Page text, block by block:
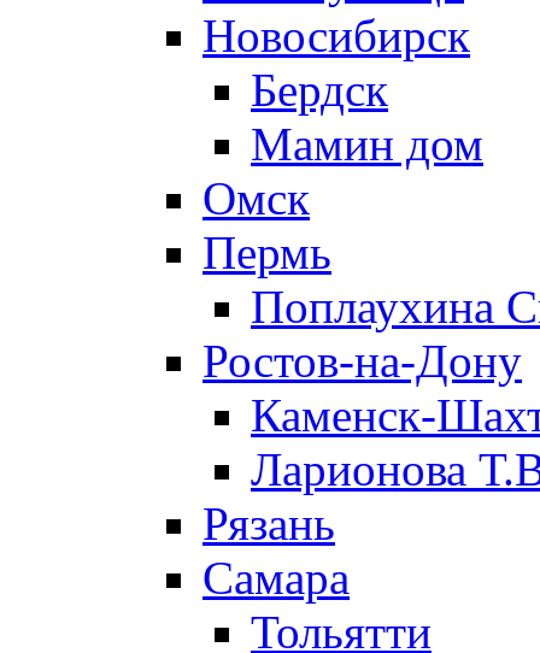
Новосибирск
Бердск
Мамин дом
Омск
Пермь
Поплаухина
Ростов-на-Дону
Каменск-
Ларионова
Рязань
Самара
Тольятти